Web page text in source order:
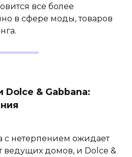
все более
в сфере моды, товаров
& Gabbana:
нетерпением ожидает
ведущих домов, и Dolce &